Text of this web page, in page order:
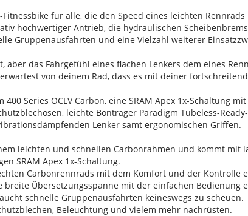
Fitnessbike für alle, die den Speed eines leichten
hochwertiger Antrieb, die hydraulischen
Gruppenausfahrten und eine Vielzahl weiterer
das Fahrgefühl eines flachen Lenkers dem eines
von deinem Rad, dass es mit deiner
400 Series OCLV Carbon, eine SRAM Apex 1x-Schaltung
leichte Bontrager Paradigm Tubeless-
Lenker samt ergonomischen Griffen.
leichten und schnellen Carbonrahmen und kommt
SRAM Apex 1x-Schaltung.
Carbonrennrads mit dem Komfort und der Kontrolle
Übersetzungsspanne mit der einfachen Bedienung
schnelle Gruppenausfahrten keineswegs zu scheuen.
Beleuchtung und vielem mehr nachrüsten.